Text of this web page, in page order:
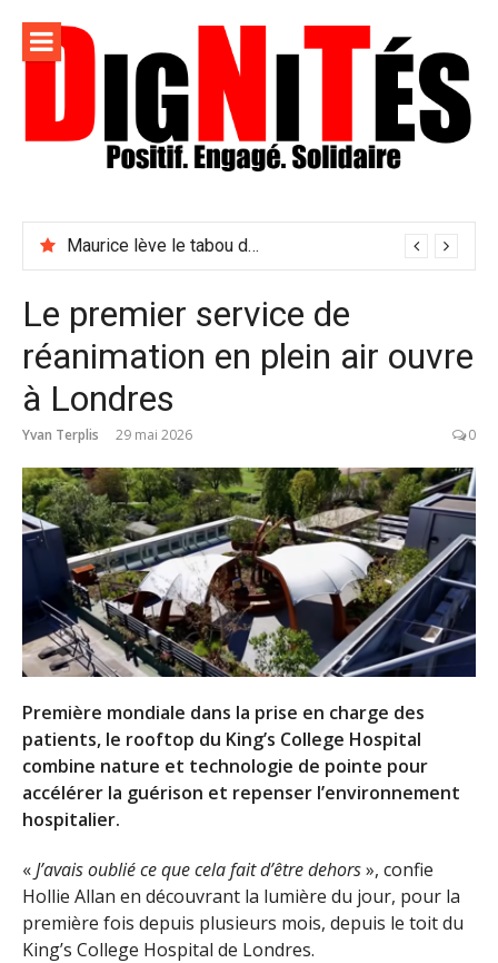
contenu
L'info
sociale,
solidaire
et
engagée
relayer ce qui fait avancer le monde
Maurice lève le tabou du viol conjugal
Le premier service de
réanimation en plein air ouvre
à Londres
Yvan Terplis 29 mai 2026 0
Première mondiale dans la prise en charge des
patients, le rooftop du King’s College Hospital
combine nature et technologie de pointe pour
accélérer la guérison et repenser l’environnement
hospitalier.
«J’avais oublié ce que cela fait d’être dehors», confie
Hollie Allan en découvrant la lumière du jour, pour la
première fois depuis plusieurs mois, depuis le toit du
King’s College Hospital de Londres.